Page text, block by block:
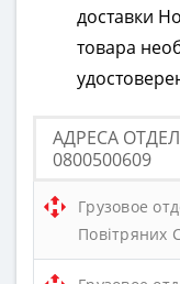
доставки
товара
АДРЕСА
0800500609
Грузовое
Повітряних